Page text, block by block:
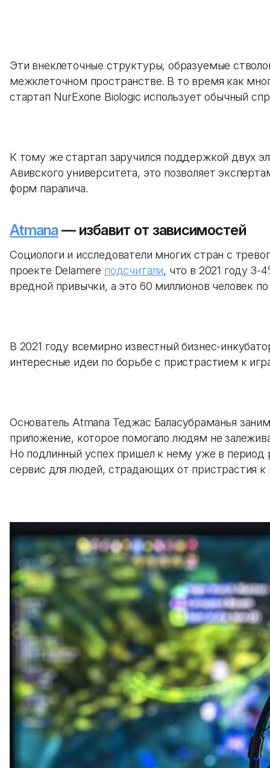
Эти внеклеточные структуры, образуемые
межклеточном пространстве. В то время как
стартап NurExone Biologic использует обычный
К тому же стартап заручился поддержкой двух
Авивского университета, это позволяет
форм паралича.
Atmana — избавит от зависимостей
Социологи и исследователи многих стран с
проекте Delamere подсчитали, что в 2021 году 3-
вредной привычки, а это 60 миллионов человек
В 2021 году всемирно известный бизнес-
интересные идеи по борьбе с пристрастием к
Основатель Atmana Теджас Баласубраманья
приложение, которое помогало людям не
Но подлинный успех пришел к нему уже в период
сервис для людей, страдающих от пристрастия к